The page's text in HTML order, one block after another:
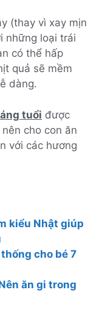
(thay vì xay mịn
những loại trái
có thể hấp
quả sẽ mềm
dàng.
tuổi được
cho con ăn
với các hương
kiểu Nhật giúp
cho bé 7
ăn gi trong